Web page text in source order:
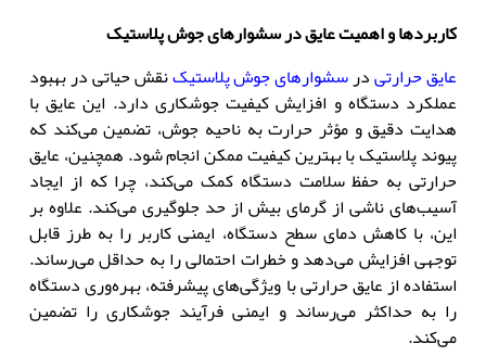
کاربردها و اهمیت عایق در سشوارهای جوش پلاستیک
عایق حرارتیدرسشوارهای جوش پلاستیکنقش حیاتی در بهبود
عملکرد دستگاه و افزایش کیفیت جوشکاری دارد. این عایق با
هدایت دقیق و مؤثر حرارت به ناحیه جوش، تضمین می‌کند که
پیوند پلاستیک با بهترین کیفیت ممکن انجام شود. همچنین، عایق
حرارتی به حفظ سلامت دستگاه کمک می‌کند، چرا که از ایجاد
آسیب‌های ناشی از گرمای بیش از حد جلوگیری می‌کند. علاوه بر
این، با کاهش دمای سطح دستگاه، ایمنی کاربر را به طرز قابل
توجهی افزایش می‌دهد و خطرات احتمالی را به حداقل می‌رساند.
استفاده از عایق حرارتی با ویژگی‌های پیشرفته، بهره‌وری دستگاه
را به حداکثر می‌رساند و ایمنی فرآیند جوشکاری را تضمین
می‌کند.